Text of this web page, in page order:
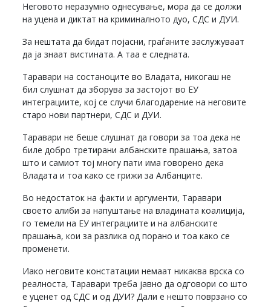
Неговото неразумно однесување, мора да се должи
на уцена и диктат на криминалното дуо, СДС и ДУИ.
За нештата да бидат појасни, граѓаните заслужуваат
да ја знаат вистината. А таа е следната.
Таравари на состаноците во Владата, никогаш не
бил слушнат да зборува за застојот во ЕУ
интеграциите, кој се случи благодарение на неговите
старо нови партнери, СДС и ДУИ.
Таравари не беше слушнат да говори за тоа дека не
биле добро третирани албанските прашања, затоа
што и самиот тој многу пати има говорено дека
Владата и тоа како се грижи за Албанците.
Во недостаток на факти и аргументи, Таравари
своето алиби за напуштање на владината коалиција,
го темели на ЕУ интеграциите и на албанските
прашања, кои за разлика од порано и тоа како се
променети.
Иако неговите констатации немаат никаква врска со
реалноста, Таравари треба јавно да одговори со што
е уценет од СДС и од ДУИ? Дали е нешто поврзано со